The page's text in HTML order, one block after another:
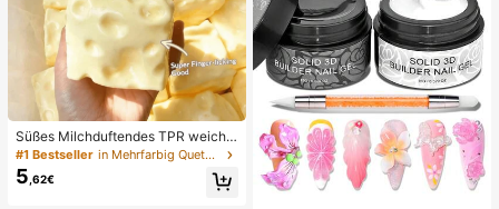
Süßes Milchduftendes TPR weiche
s quetschbares Dumpling-förmiges
Stressabbau-Spielzeug, 5cm niedli
ches lustiges Quetsch-Stressabbau
#1 Bestseller in Mehrfarbig Quetschspielzeug für Teenager
5 ,62€